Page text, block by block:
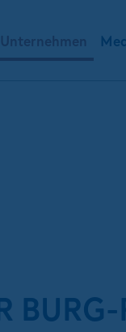
Unternehmen